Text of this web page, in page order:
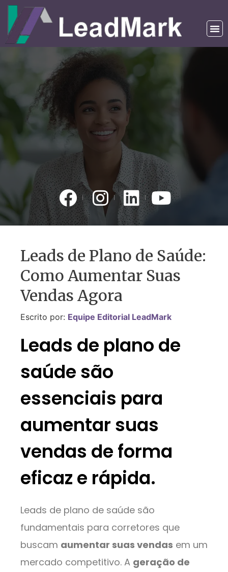
Leads de Plano de Saúde:
Como Aumentar Suas
Vendas Agora
Escrito por: Equipe Editorial LeadMark
Leads de plano de
saúde são
essenciais para
aumentar suas
vendas de forma
eficaz e rápida.
Leads de plano de saúde são
fundamentais para corretores que
buscam aumentar suas vendas em um
mercado competitivo. A geração de